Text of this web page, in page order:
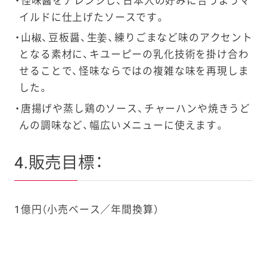
イルドに仕上げたソースです。
山椒、豆板醤、生姜、練りごまなど味のアクセント
となる素材に、キユーピーの乳化技術を掛け合わ
せることで、怪味ならではの複雑な味を再現しま
した。
唐揚げや蒸し鶏のソース、チャーハンや焼きうど
んの調味など、幅広いメニューに使えます。
4.販売目標：
1億円（小売ベース／年間換算）